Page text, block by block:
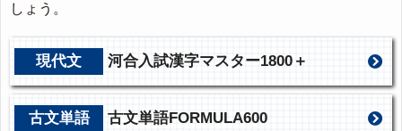
しょう。
現代文 河合入試漢字マスター1800＋
古文単語 古文単語FORMULA600